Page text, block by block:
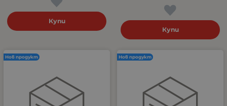
Купи
Купи
Нов продукт Нов продукт